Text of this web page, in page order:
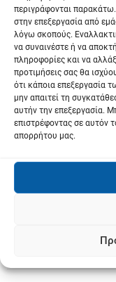
περιγράφονται
στην επεξεργασία από
λόγω σκοπούς.
να συναινέστε ή να
πληροφορίες και να
προτιμήσεις σας θα
ότι κάποια επεξεργασία
μην απαιτεί τη
αυτήν την επεξεργασία.
επιστρέφοντας σε αυτόν
απορρήτου μας.